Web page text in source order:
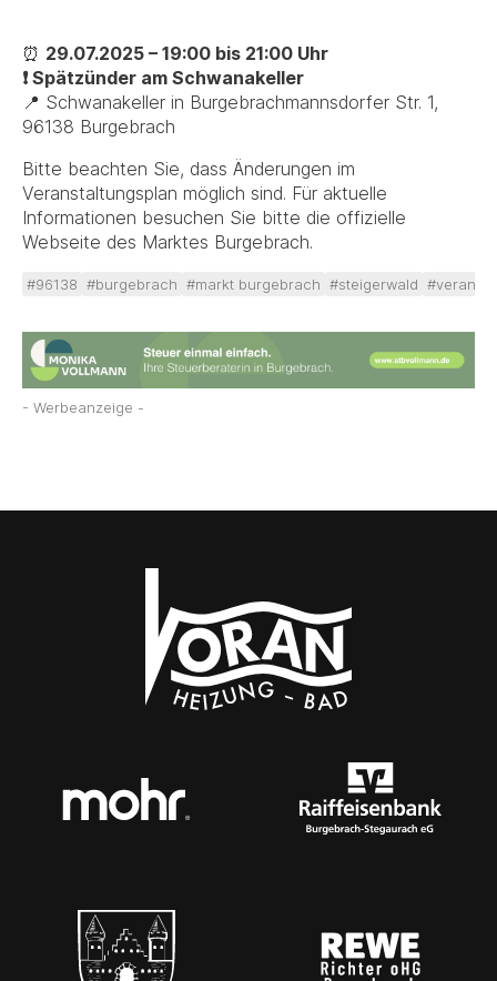
⏰ 29.07.2025 – 19:00 bis 21:00 Uhr
❗ Spätzünder am Schwanakeller
📍 Schwanakeller in Burgebrachmannsdorfer Str. 1,
96138 Burgebrach
Bitte beachten Sie, dass Änderungen im
Veranstaltungsplan möglich sind. Für aktuelle
Informationen besuchen Sie bitte die offizielle
Webseite des Marktes Burgebrach.
#96138 #burgebrach #markt burgebrach #steigerwald
- Werbeanzeige -